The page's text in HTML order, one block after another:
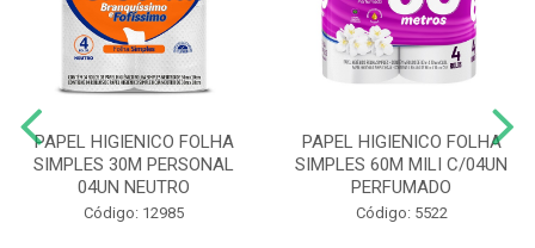
PAPEL HIGIENICO FOLHA
SIMPLES 30M PERSONAL
04UN NEUTRO
Código: 12985
PAPEL HIGIENICO FOLHA
SIMPLES 60M MILI C/04UN
PERFUMADO
Código: 5522